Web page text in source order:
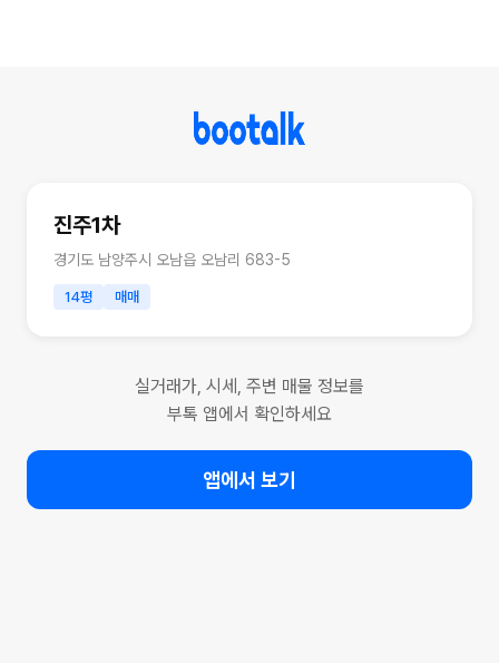
진주1차
경기도 남양주시 오남읍 오남리 683-5
14평 매매
실거래가, 시세, 주변 매물 정보를
부톡 앱에서 확인하세요
앱에서 보기